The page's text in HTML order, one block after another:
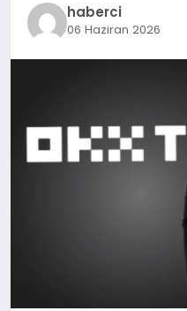
YAŞAM
haberci
06 Haziran 2026